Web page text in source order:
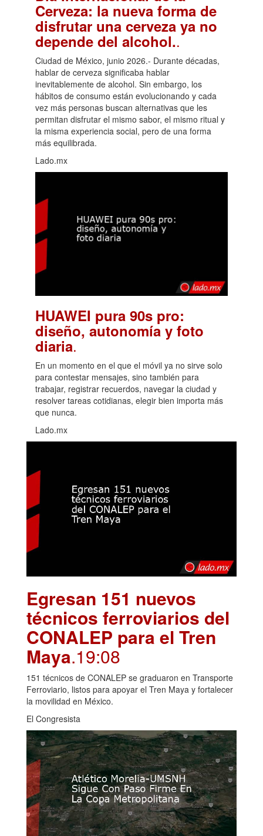
Cerveza: la nueva forma de
disfrutar una cerveza ya no
depende del alcohol..
Ciudad de México, junio 2026.- Durante décadas,
hablar de cerveza significaba hablar
inevitablemente de alcohol. Sin embargo, los
hábitos de consumo están evolucionando y cada
vez más personas buscan alternativas que les
permitan disfrutar el mismo sabor, el mismo ritual y
la misma experiencia social, pero de una forma
más equilibrada.
Lado.mx
HUAWEI pura 90s pro:
diseño, autonomía y foto
diaria.
En un momento en el que el móvil ya no sirve solo
para contestar mensajes, sino también para
trabajar, registrar recuerdos, navegar la ciudad y
resolver tareas cotidianas, elegir bien importa más
que nunca.
Lado.mx
Egresan 151 nuevos
técnicos ferroviarios del
CONALEP para el Tren
Maya.19:08
151 técnicos de CONALEP se graduaron en Transporte
Ferroviario, listos para apoyar el Tren Maya y fortalecer
la movilidad en México.
El Congresista